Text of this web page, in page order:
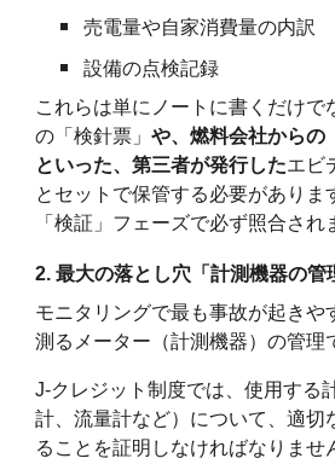
売電量や自家消費量の内訳
設備の点検記録
これらは単にノートに書くだけで
の「検針票」や、燃料会社からの
といった、第三者が発行したエビ
とセットで保管する必要がありま
「検証」フェーズで必ず照合され
2. 最大の落とし穴「計測機器の管
モニタリングで最も事故が起きや
測るメーター（計測機器）の管理
J-クレジット制度では、使用する
計、流量計など）について、適切
ることを証明しなければなりませ